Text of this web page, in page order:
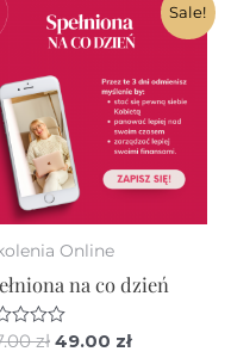
Sale!
Online
na co dzień
zł Pierwotna
49.00 złAktualna